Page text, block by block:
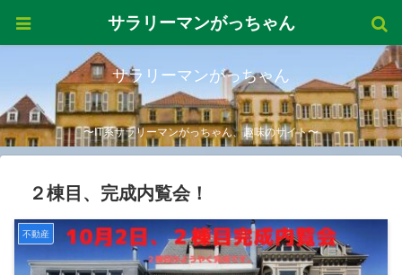
サラリーマンがっちゃん
〜IT系サラリーマンがっちゃん、趣味のサイト〜
２棟目、完成内覧会！
不動産
サラリーマンがっちゃん